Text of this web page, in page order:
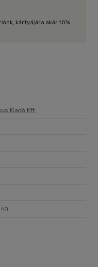
kártyájára akár 10%
Kiadó Kft.